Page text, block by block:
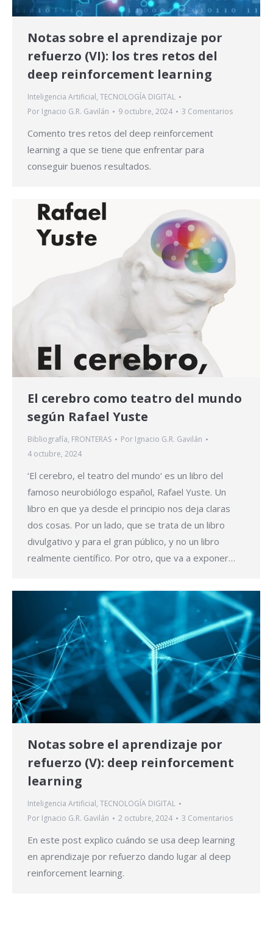
Notas sobre el aprendizaje por
refuerzo (VI): los tres retos del
deep reinforcement learning
Inteligencia Artificial, TECNOLOGÍA DIGITAL
Por Ignacio G.R. Gavilán 9 octubre, 2024 3 Comentarios
Comento tres retos del deep reinforcement
learning a que se tiene que enfrentar para
conseguir buenos resultados.
El cerebro como teatro del mundo
según Rafael Yuste
Bibliografía, FRONTERAS Por Ignacio G.R. Gavilán
4 octubre, 2024
‘El cerebro, el teatro del mundo‘ es un libro del
famoso neurobiólogo español, Rafael Yuste. Un
libro en que ya desde el principio nos deja claras
dos cosas. Por un lado, que se trata de un libro
divulgativo y para el gran público, y no un libro
realmente científico. Por otro, que va a exponer…
Notas sobre el aprendizaje por
refuerzo (V): deep reinforcement
learning
Inteligencia Artificial, TECNOLOGÍA DIGITAL
Por Ignacio G.R. Gavilán 2 octubre, 2024 3 Comentarios
En este post explico cuándo se usa deep learning
en aprendizaje por refuerzo dando lugar al deep
reinforcement learning.